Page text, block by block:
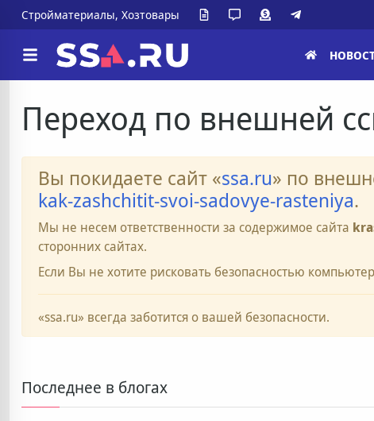
Стройматериалы, Хозтовары
Переход по внешней
Вы покидаете сайт «ssa.ru» по
kak-zashchitit-svoi-sadovye-rasteniya.
Мы не несем ответственности за содержимое сайта
сторонних сайтах.
Если Вы не хотите рисковать безопасностью
«ssa.ru» всегда заботится о вашей безопасности.
Последнее в блогах